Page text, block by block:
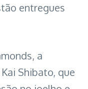
entregues
a
Shibato, que